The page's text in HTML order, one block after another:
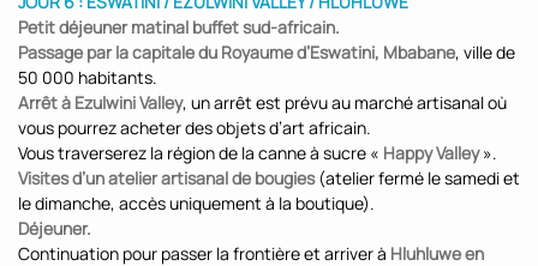
Petit déjeuner matinal buffet sud-africain.
Passage par la capitale du Royaume d’Eswatini, Mbabane, ville de
50 000 habitants.
Arrêt à Ezulwini Valley, un arrêt est prévu au marché artisanal où
vous pourrez acheter des objets d’art africain.
Vous traverserez la région de la canne à sucre « Happy Valley».
Visites d’un atelier artisanal de bougies(atelier fermé le samedi et
le dimanche, accès uniquement à la boutique).
Déjeuner.
Continuation pour passer la frontière et arriver à Hluhluwe en